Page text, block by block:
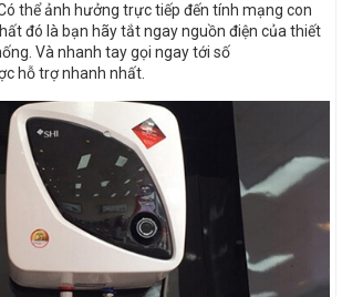
thể ảnh hưởng trực tiếp đến tính mạng con
đó là bạn hãy tắt ngay nguồn điện của thiết
Và nhanh tay gọi ngay tới số
hỗ trợ nhanh nhất.